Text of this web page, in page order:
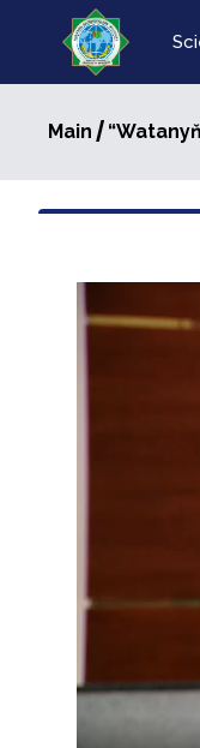
Main /